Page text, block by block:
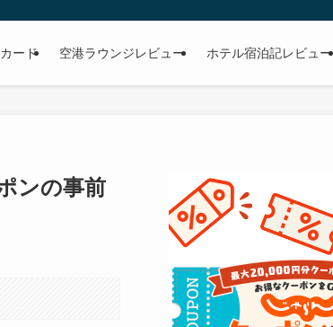
ード 空港ラウンジレビュー ホテル宿泊記レビュー
ンの事前